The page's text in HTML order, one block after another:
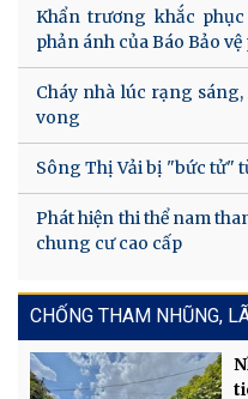
Khẩn trương khắc
phản ánh của Báo Bảo
Cháy nhà lúc rạng
vong
Sông Thị Vải bị "bức tử"
Phát hiện thi thể nam
chung cư cao cấp
CHỐNG THAM NHŨNG,